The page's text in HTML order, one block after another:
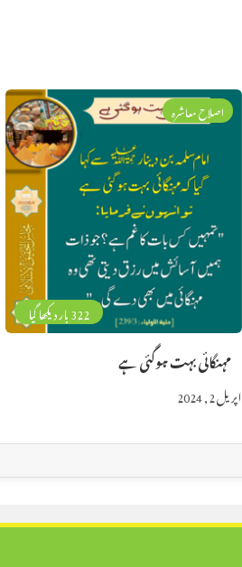
322 بار دیکھا گیا
اصلاح معاشرہ
مہنگائی بہت ہوگئی ہے
اپریل 2, 2024